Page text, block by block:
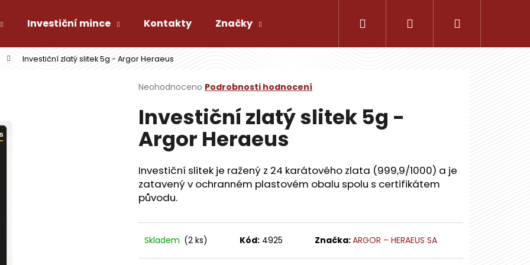
Investiční mince Kontakty Značky Přihlášení
Investiční zlatý slitek 5g - Argor Heraeus
Průměrné
produktu
0,0
z
hvězdiček.
Neohodnoceno Podrobnosti hodnocení
Investiční zlatý slitek 5g -
Argor Heraeus
Investiční slitek je ražený z 24 karátového zlata (999,9/1000) a je
zatavený v ochranném plastovém obalu spolu s certifikátem
původu.
Skladem (2 ks) Kód: 4925 Značka:ARGOR – HERAEUS SA
Co potřebujete najít?
HLEDAT